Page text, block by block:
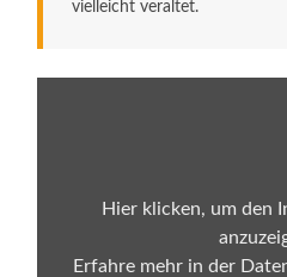
vielleicht veraltet.
YouTube
anzeigen
Hier klicken, um den
Erfahre mehr in der